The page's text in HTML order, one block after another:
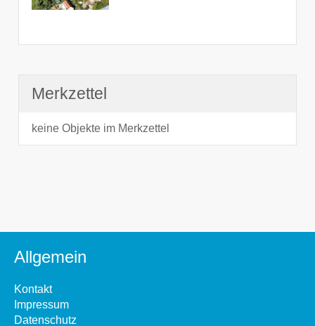
Merkzettel
keine Objekte im Merkzettel
Allgemein
Kontakt
Impressum
Datenschutz